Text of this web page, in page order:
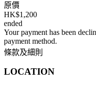
原價
HK$1,200
ended
Your payment has been
payment method.
條款及細則
LOCATION